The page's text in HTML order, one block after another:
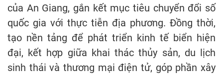
của An Giang, gắn kết mục tiêu chuyển đổi số
quốc gia với thực tiễn địa phương. Đồng thời,
tạo nền tảng để phát triển kinh tế biển hiện
đại, kết hợp giữa khai thác thủy sản, du lịch
sinh thái và thương mại điện tử, góp phần xây